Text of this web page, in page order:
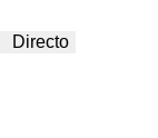
Directo